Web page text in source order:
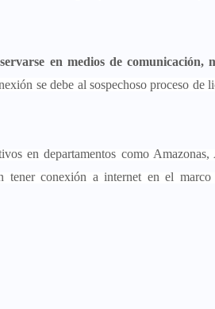
en medios de comunicación,
se debe al sospechoso proceso de
en departamentos como Amazonas,
tener conexión a internet en el